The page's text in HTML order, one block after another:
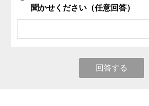
聞かせください（任意回答）
回答する